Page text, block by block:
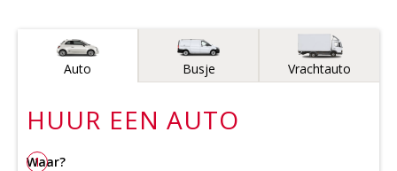
Voertuigtype
Auto Busje Vrachtauto
HUUR EENAUTO
1
Waar?